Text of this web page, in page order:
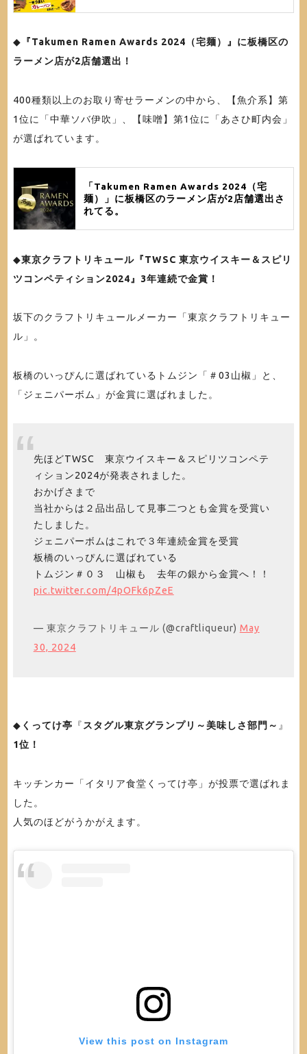
◆ 『Takumen Ramen Awards 2024（宅麺）』に板橋区の
ラーメン店が2店舗選出！
400種類以上のお取り寄せラーメンの中から、【魚介系】第
1位に「中華ソバ伊吹」、【味噌】第1位に「あさひ町内会」
が選ばれています。
「Takumen Ramen Awards 2024（宅
麺）」に板橋区のラーメン店が2店舗選出さ
れてる。
◆東京クラフトリキュール『TWSC 東京ウイスキー＆スピリ
ツコンペティション2024』3年連続で金賞！
坂下のクラフトリキュールメーカー「東京クラフトリキュー
ル」。
板橋のいっぴんに選ばれているトムジン「＃03山椒」と、
「ジェニパーボム」が金賞に選ばれました。
先ほどTWSC 東京ウイスキー＆スピリツコンペテ
ィション2024が発表されました。
おかげさまで
当社からは２品出品して見事二つとも金賞を受賞い
たしました。
ジェニパーボムはこれで３年連続金賞を受賞
板橋のいっぴんに選ばれている
トムジン＃０３ 山椒も 去年の銀から金賞へ！！
pic.twitter.com/4pOFk6pZeE
— 東京クラフトリキュール (@craftliqueur) May
30, 2024
◆ くってけ亭 『 スタグル東京グランプリ～美味しさ部門～ 』
1位！
キッチンカー「イタリア食堂くってけ亭」が投票で選ばれま
した。
人気のほどがうかがえます。
View this post on Instagram